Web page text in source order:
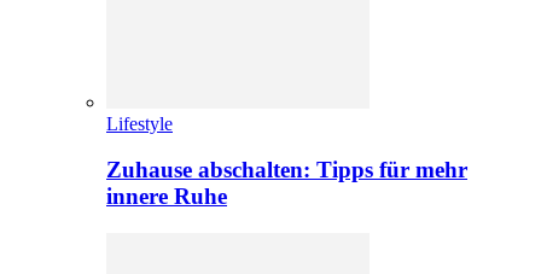
Lifestyle
Zuhause abschalten: Tipps für mehr
innere Ruhe